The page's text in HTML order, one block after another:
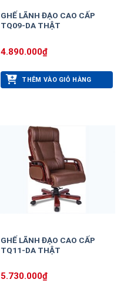
GHẾ LÃNH ĐẠO CAO CẤP
TQ09-DA THẬT
4.890.000₫
THÊM VÀO GIỎ HÀNG
GHẾ LÃNH ĐẠO CAO CẤP
TQ11-DA THẬT
5.730.000₫